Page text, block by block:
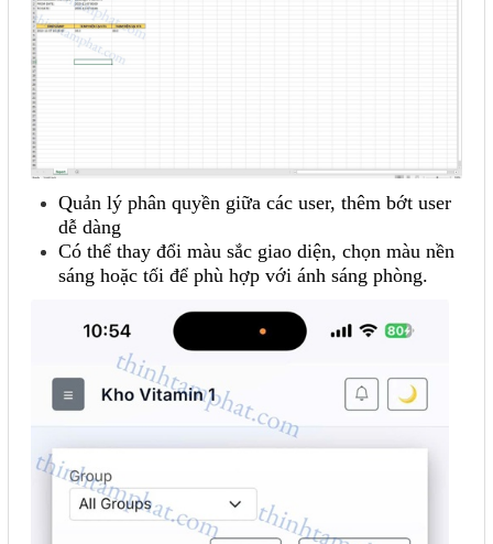
Quản lý phân quyền giữa các user, thêm bớt user
dễ dàng
Có thể thay đổi màu sắc giao diện, chọn màu nền
sáng hoặc tối để phù hợp với ánh sáng phòng.